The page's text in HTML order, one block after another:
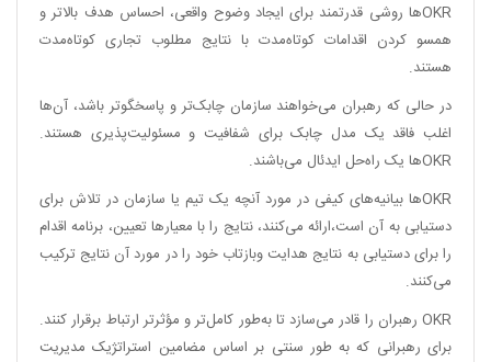
OKRها روشی قدرتمند برای ایجاد وضوح واقعی، احساس هدف بالاتر و
همسو کردن اقدامات کوتاه‌مدت با نتایج مطلوب تجاری کوتاه‌مدت
هستند.
در حالی که رهبران می‌خواهند سازمان چابک‌تر و پاسخگوتر باشد، آن‌ها
اغلب فاقد یک مدل چابک برای شفافیت و مسئولیت‌پذیری هستند.
OKRها یک راه‌حل ایدئال می‌باشند.
OKRها بیانیه‌های کیفی در مورد آنچه یک تیم یا سازمان در تلاش برای
دستیابی به آن است،‌ارائه می‌کنند، نتایج را با معیارها تعیین،‌ برنامه اقدام
را برای دستیابی به نتایج هدایت وبازتاب خود را در مورد آن نتایج ترکیب
می‌کنند.
OKR رهبران را قادر می‌سازد تا به‌طور کامل‌تر و مؤثرتر ارتباط برقرار کنند.
برای رهبرانی که به طور سنتی بر اساس مضامین استراتژیک مدیریت